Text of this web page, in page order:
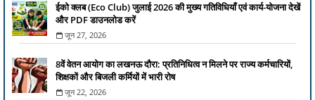
ईको क्लब (Eco Club) जुलाई 2026 की मुख्य गतिविधियाँ एवं कार्य-योजना देखें
और PDF डाउनलोड करें
जून 27, 2026
8वें वेतन आयोग का लखनऊ दौरा: प्रतिनिधित्व न मिलने पर राज्य कर्मचारियों,
शिक्षकों और बिजली कर्मियों में भारी रोष
जून 22, 2026